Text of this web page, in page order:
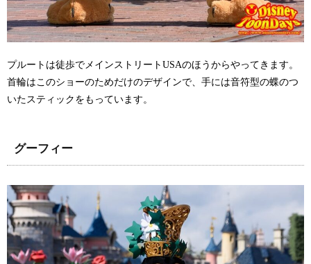
プルートは徒歩でメインストリートUSAのほうからやってきます。
首輪はこのショーのためだけのデザインで、手には音符型の蝶のつ
いたスティックをもっています。
グーフィー